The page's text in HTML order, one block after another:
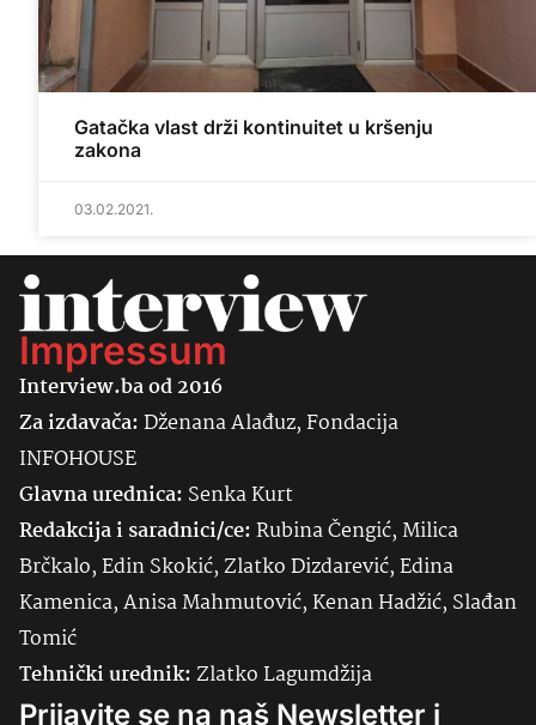
Gatačka vlast drži kontinuitet u kršenju
zakona
03.02.2021.
Impressum
Interview.ba od 2016
Za izdavača:Dženana Alađuz, Fondacija
INFOHOUSE
Glavna urednica: SenkaKurt
Redakcija i saradnici/ce:Rubina Čengić, Milica
Brčkalo, Edin Skokić, Zlatko Dizdarević, Edina
Kamenica, Anisa Mahmutović, Kenan Hadžić, Slađan
Tomić
Tehnički urednik:Zlatko Lagumdžija
Prijavite se na naš Newsletter i